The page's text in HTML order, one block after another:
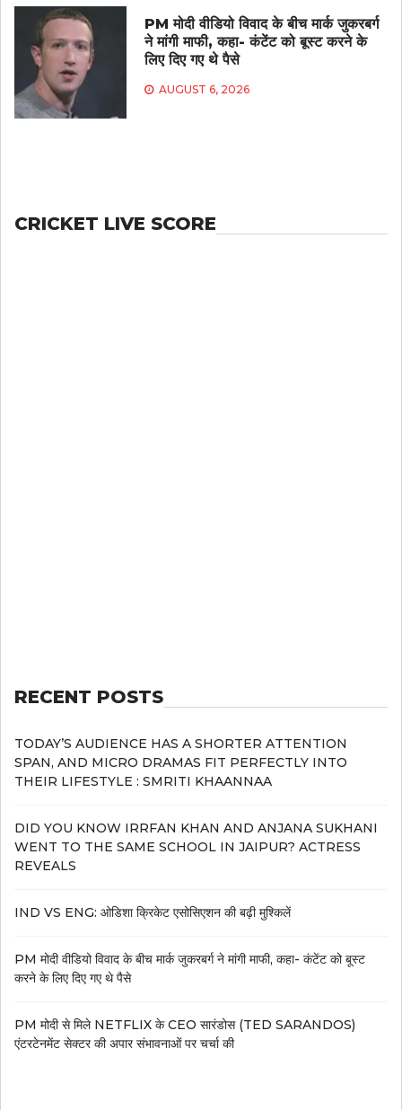
PM मोदी वीडियो विवाद के बीच मार्क जुकरबर्ग
ने मांगी माफी, कहा- कंटेंट को बूस्ट करने के
लिए दिए गए थे पैसे
AUGUST 6, 2026
CRICKET LIVE SCORE
RECENT POSTS
TODAY’S AUDIENCE HAS A SHORTER ATTENTION
SPAN, AND MICRO DRAMAS FIT PERFECTLY INTO
THEIR LIFESTYLE : SMRITI KHAANNAA
DID YOU KNOW IRRFAN KHAN AND ANJANA SUKHANI
WENT TO THE SAME SCHOOL IN JAIPUR? ACTRESS
REVEALS
IND VS ENG: ओडिशा क्रिकेट एसोसिएशन की बढ़ी मुश्किलें
PM मोदी वीडियो विवाद के बीच मार्क जुकरबर्ग ने मांगी माफी, कहा- कंटेंट को बूस्ट
करने के लिए दिए गए थे पैसे
PM मोदी से मिले NETFLIX के CEO सारंडोस (TED SARANDOS)
एंटरटेनमेंट सेक्टर की अपार संभावनाओं पर चर्चा की